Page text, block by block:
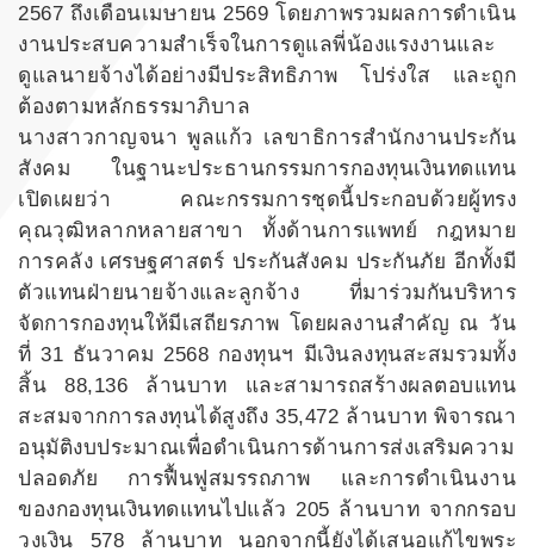
2567 ถึงเดือนเมษายน 2569 โดยภาพรวมผลการดำเนิน
งานประสบความสำเร็จในการดูแลพี่น้องแรงงานและ
ดูแลนายจ้างได้อย่างมีประสิทธิภาพ โปร่งใส และถูก
ต้องตามหลักธรรมาภิบาล
นางสาวกาญจนา พูลแก้ว เลขาธิการสำนักงานประกัน
สังคม ในฐานะประธานกรรมการกองทุนเงินทดแทน
เปิดเผยว่า คณะกรรมการชุดนี้ประกอบด้วยผู้ทรง
คุณวุฒิหลากหลายสาขา ทั้งด้านการแพทย์ กฎหมาย
การคลัง เศรษฐศาสตร์ ประกันสังคม ประกันภัย อีกทั้งมี
ตัวแทนฝ่ายนายจ้างและลูกจ้าง ที่มาร่วมกันบริหาร
จัดการกองทุนให้มีเสถียรภาพ โดยผลงานสำคัญ ณ วัน
ที่ 31 ธันวาคม 2568 กองทุนฯ มีเงินลงทุนสะสมรวมทั้ง
สิ้น 88,136 ล้านบาท และสามารถสร้างผลตอบแทน
สะสมจากการลงทุนได้สูงถึง 35,472 ล้านบาท พิจารณา
อนุมัติงบประมาณเพื่อดำเนินการด้านการส่งเสริมความ
ปลอดภัย การฟื้นฟูสมรรถภาพ และการดำเนินงาน
ของกองทุนเงินทดแทนไปแล้ว 205 ล้านบาท จากกรอบ
วงเงิน 578 ล้านบาท นอกจากนี้ยังได้เสนอแก้ไขพระ